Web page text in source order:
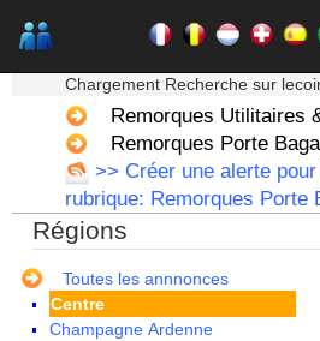
Chargement Recherche sur
Remorques Utilitaires
Remorques Porte
>> Créer une alerte
rubrique: Remorques Porte
Régions
Toutes les annnonces
Alsace
Aquitaine
Auvergne
Basse Normandie
Bourgogne
Bretagne
Centre
Champagne Ardenne